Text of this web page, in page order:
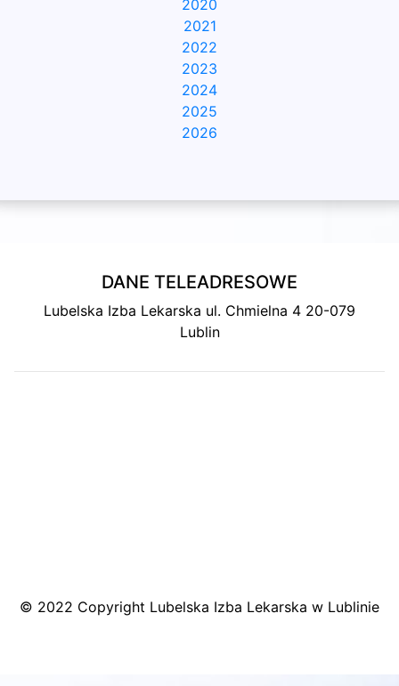
2020
2021
2022
2023
2024
2025
2026
DANE TELEADRESOWE
Lubelska Izba Lekarska ul. Chmielna 4 20-079
Lublin
© 2022 Copyright Lubelska Izba Lekarska w Lublinie